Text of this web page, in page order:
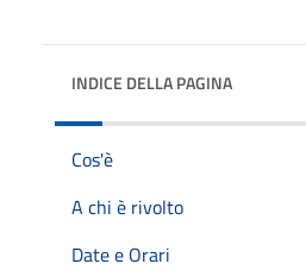
INDICE DELLA PAGINA
Cos'è
A chi è rivolto
Date e Orari